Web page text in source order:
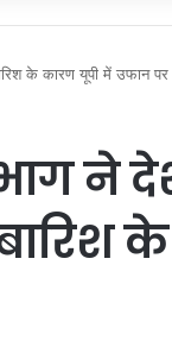
के कारण यूपी में उफान पर
ने
के